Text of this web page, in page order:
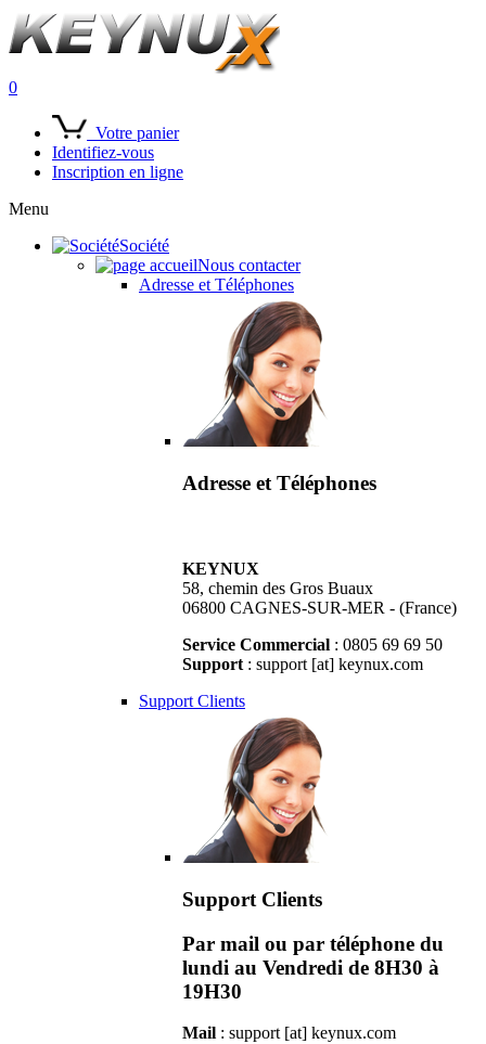
0
Votre panier
Identifiez-vous
Inscription en ligne
Menu
Société
Nous contacter
Adresse et Téléphones
Adresse et Téléphones
KEYNUX
58, chemin des Gros Buaux
06800 CAGNES-SUR-MER - (France)
Service Commercial : 0805 69 69 50
Support : support [at] keynux.com
Support Clients
Support Clients
Par mail ou par téléphone du
lundi au Vendredi de 8H30 à
19H30
Mail : support [at] keynux.com